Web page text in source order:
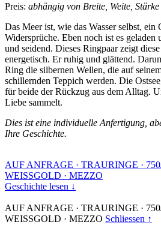
Preis: abhängig von Breite, Weite,
Das Meer ist, wie das Wasser selbst, ein
Widersprüche. Eben noch ist es
und seidend. Dieses Ringpaar zeigt
energetisch. Er ruhig und glättend.
Ring die silbernen Wellen, die auf
schillernden Teppich werden. Die
für beide der Rückzug aus dem Alltag.
Liebe sammelt.
Dies ist eine individuelle Anfertigung,
Ihre Geschichte.
AUF ANFRAGE · TRAURINGE ·
WEISSGOLD · MEZZO
Geschichte lesen ↓
AUF ANFRAGE · TRAURINGE ·
WEISSGOLD · MEZZO Schliessen ↑